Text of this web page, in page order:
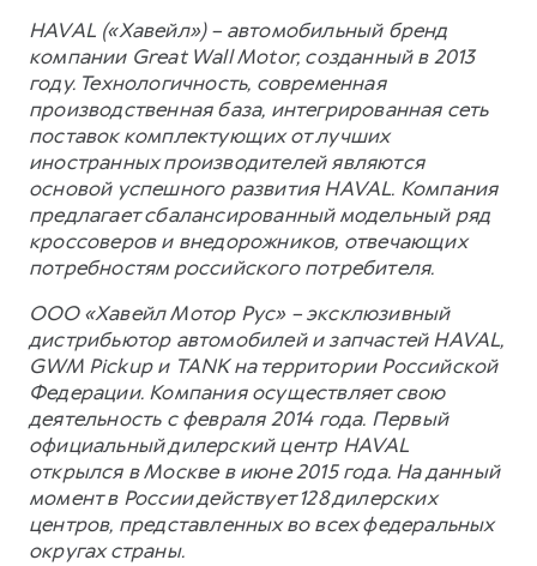
HAVAL («Хавейл») – автомобильный бренд
компании Great Wall Motor, созданный в 2013
году. Технологичность, современная
производственная база, интегрированная сеть
поставок комплектующих от лучших
иностранных производителей являются
основой успешного развития HAVAL. Компания
предлагает сбалансированный модельный ряд
кроссоверов и внедорожников, отвечающих
потребностям российского потребителя.
ООО «Хавейл Мотор Рус» – эксклюзивный
дистрибьютор автомобилей и запчастей HAVAL,
GWM Pickup и TANK на территории Российской
Федерации. Компания осуществляет свою
деятельность с февраля 2014 года. Первый
официальный дилерский центр HAVAL
открылся в Москве в июне 2015 года. На данный
момент в России действует 128 дилерских
центров, представленных во всех федеральных
округах страны.